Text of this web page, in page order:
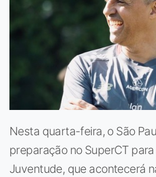
Nesta quarta-feira, o São
preparação no SuperCT
Juventude, que acontecerá